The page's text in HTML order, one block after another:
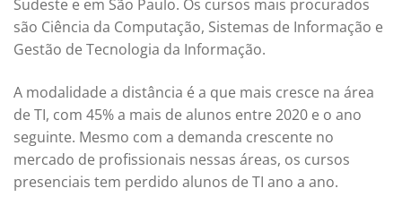
Sudeste e em São Paulo. Os cursos mais procurados
são Ciência da Computação, Sistemas de Informação e
Gestão de Tecnologia da Informação.
A modalidade a distância é a que mais cresce na área
de TI, com 45% a mais de alunos entre 2020 e o ano
seguinte. Mesmo com a demanda crescente no
mercado de profissionais nessas áreas, os cursos
presenciais tem perdido alunos de TI ano a ano.